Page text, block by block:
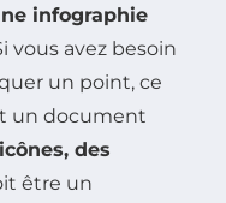
infographie
vous avez besoin
un point, ce
un document
des
être un